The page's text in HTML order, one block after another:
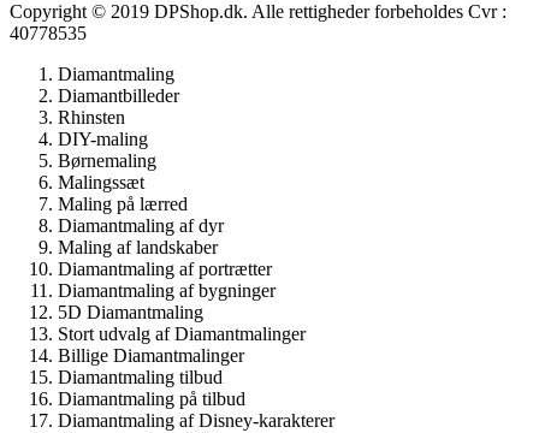
Copyright © 2019 DPShop.dk. Alle rettigheder forbeholdes Cvr :
40778535
Diamantmaling
Diamantbilleder
Rhinsten
DIY-maling
Børnemaling
Malingssæt
Maling på lærred
Diamantmaling af dyr
Maling af landskaber
Diamantmaling af portrætter
Diamantmaling af bygninger
5D Diamantmaling
Stort udvalg af Diamantmalinger
Billige Diamantmalinger
Diamantmaling tilbud
Diamantmaling på tilbud
Diamantmaling af Disney-karakterer